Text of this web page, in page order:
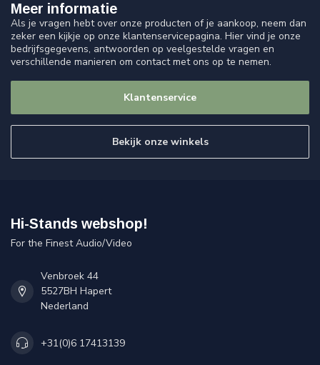
Meer informatie
Als je vragen hebt over onze producten of je aankoop, neem dan
zeker een kijkje op onze klantenservicepagina. Hier vind je onze
bedrijfsgegevens, antwoorden op veelgestelde vragen en
verschillende manieren om contact met ons op te nemen.
Klantenservice
Bekijk onze winkels
Hi-Stands webshop!
For the Finest Audio/Video
Venbroek 44
5527BH Hapert
Nederland
+31(0)6 17413139